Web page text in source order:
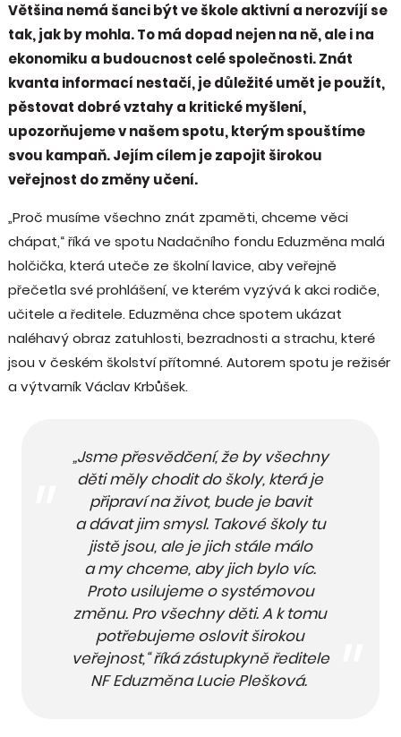
Většina nemá šanci být ve škole aktivní a nerozvíjí se
tak, jak by mohla. To má dopad nejen na ně, ale i na
ekonomiku a budoucnost celé společnosti. Znát
kvanta informací nestačí, je důležité umět je použít,
pěstovat dobré vztahy a kritické myšlení,
upozorňujeme v našem spotu, kterým spouštíme
svou kampaň. Jejím cílem je zapojit širokou
veřejnost do změny učení.
„Proč musíme všechno znát zpaměti, chceme věci
chápat,“ říká ve spotu Nadačního fondu Eduzměna malá
holčička, která uteče ze školní lavice, aby veřejně
přečetla své prohlášení, ve kterém vyzývá k akci rodiče,
učitele a ředitele. Eduzměna chce spotem ukázat
naléhavý obraz zatuhlosti, bezradnosti a strachu, které
jsou v českém školství přítomné. Autorem spotu je režisér
a výtvarník Václav Krbůšek.
„Jsme přesvědčení, že by všechny
děti měly chodit do školy, která je
připraví na život, bude je bavit
a dávat jim smysl. Takové školy tu
jistě jsou, ale je jich stále málo
a my chceme, aby jich bylo víc.
Proto usilujeme o systémovou
změnu. Pro všechny děti. A k tomu
potřebujeme oslovit širokou
veřejnost,“ říká zástupkyně ředitele
NF Eduzměna Lucie Plešková.